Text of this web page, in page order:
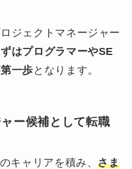
ジェクトマネージャー
はプログラマーやSE
一歩 となります。
ー候補として転職
キャリアを積み、さま